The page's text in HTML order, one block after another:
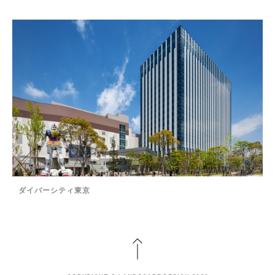
ダイバーシティ東京